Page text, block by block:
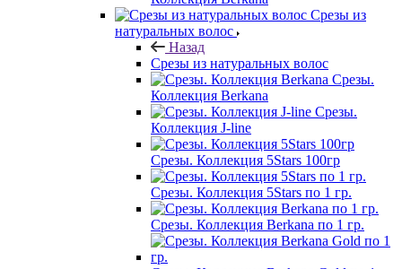
Срезы из
натуральных волос
Назад
Срезы из натуральных волос
Срезы.
Коллекция Berkana
Срезы.
Коллекция J-line
Срезы. Коллекция 5Stars 100гр
Срезы. Коллекция 5Stars по 1 гр.
Срезы. Коллекция Berkana по 1 гр.